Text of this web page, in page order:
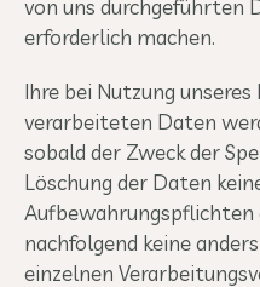
von uns durchgeführten
erforderlich machen.
Ihre bei Nutzung
verarbeiteten Daten
sobald der Zweck der
Löschung der Daten
Aufbewahrungspflichten
nachfolgend keine
einzelnen